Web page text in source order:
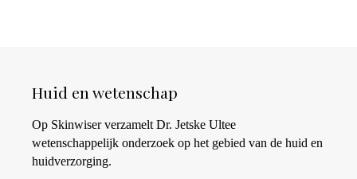
Huid en wetenschap
Op Skinwiser verzamelt Dr. Jetske Ultee
wetenschappelijk onderzoek op het gebied van de huid en
huidverzorging.